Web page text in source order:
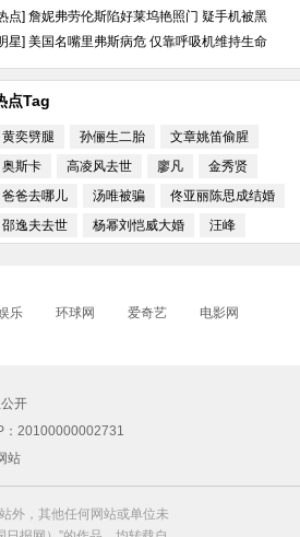
点] 詹妮弗劳伦斯陷好莱坞艳照门 疑手机被黑
星] 美国名嘴里弗斯病危 仅靠呼吸机维持生命
点Tag
黄奕劈腿 孙俪生二胎
文章姚笛偷腥
奥斯卡
高凌风去世 廖凡
金秀贤
爸爸去哪儿
汤唯被骗
佟亚丽陈思成结婚
邵逸夫去世
杨幂刘恺威大婚 汪峰
乐 环球网 爱奇艺 电影网
开
：20100000002731
站
外，其他任何网站或单位未